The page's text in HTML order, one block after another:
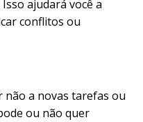
ajudará você a
conflitos ou
não a novas tarefas ou
ou não quer